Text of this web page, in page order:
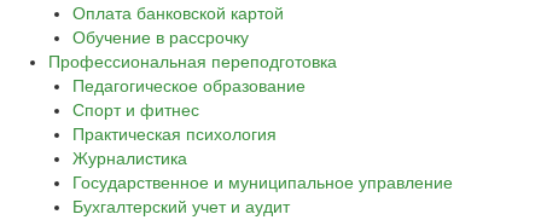
Оплата банковской картой
Обучение в рассрочку
Профессиональная переподготовка
Педагогическое образование
Спорт и фитнес
Практическая психология
Журналистика
Государственное и муниципальное управление
Бухгалтерский учет и аудит